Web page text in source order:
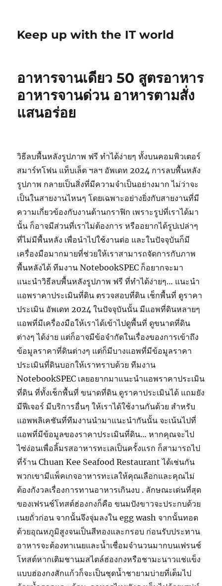
Keep up with the IT world
อาหารจานเดียว 50 สูตรอาหาร
อาหารจานด่วน อาหารตามสั่ง
แสนอร่อย
วิธีลบพื้นหลังรูปภาพ ฟรี ทำได้ง่ายๆ ทั้งบนคอมพิวเตอร์
สมาร์ทโฟน แท็บเล็ต ฯลฯ อัพเดท 2024 การลบพื้นหลัง
รูปภาพ กลายเป็นสิ่งที่มีความจำเป็นอย่างมาก ไม่ว่าจะ
เป็นในสายงานไหนๆ โดยเฉพาะอย่างยิ่งกับสายงานที่มี
ความเกี่ยวข้องกับงานด้านกราฟิก เพราะรูปที่เราได้มา
นั้น ก็อาจมีส่วนที่เราไม่ต้องการ หรืออยากได้รูปเปล่าๆ
ที่ไม่มีพื้นหลัง เพื่อนำไปใช้งานต่อ และในปัจจุบันก็มี
เครื่องมือมากมายที่ช่วยให้เราสามารถจัดการกับภาพ
พื้นหลังได้ ทีมงาน NotebookSPEC ก็อยากจะมา
แนะนำวิธีลบพื้นหลังรูปภาพ ฟรี ที่ทำได้ง่ายๆ… แนะนำ
แอพราคาประเมินที่ดิน ตรวจสอบที่ดิน เช็กพื้นที่ ดูราคา
ประเมิน อัพเดท 2024 ในปัจจุบันนั้น มีแอพที่ดินหลายๆ
แอพที่มีเครื่องมือให้เราได้เข้าไปดูพื้นที่ ดูขนาดที่ดิน
ต่างๆ ได้ง่าย แต่ก็อาจมีข้อจำกัดในเรื่องของการเข้าถึง
ข้อมูลราคาที่ดินต่างๆ แต่ก็มีบางแอพที่มีข้อมูลราคา
ประเมินที่ดินบอกให้เราทราบด้วย ทีมงาน
NotebookSPEC เลยอยากมาแนะนำแอพราคาประเมิน
ที่ดิน ที่ทั้งเช็กพื้นที่ ขนาดที่ดิน ดูราคาประเมินได้ แถมยัง
มีฟีเจอร์ มีบริการอื่นๆ ให้เราได้ใช้งานกันด้วย สำหรับ
แอพพลิเคชันที่ทีมงานนำมาแนะนำกันนั้น จะเน้นไปที่
แอพที่มีข้อมูลของราคาประเมินที่ดิน… หากคุณจะไป
ไซ่ง่อนเพื่อลิ้มรสอาหารทะเลเป็นครั้งแรก ก็สามารถไป
ที่ร้าน Chuan Kee Seafood Restaurant ได้เช่นกัน
พวกเขามีแพ็คเกจอาหารทะเลให้คุณเลือกและคุณไม่
ต้องกังวลเรื่องการทานอาหารเกินงบ . ลักษณะเด่นที่สุด
ของเฟรนช์โทสต์ฮ่องกงก็คือ ขนมปังขาวจะประกบด้วย
เนยถั่วก่อน จากนั้นจึงจุ่มลงใน egg wash จากนั้นทอด
ด้วยอุณหภูมิสูงจนเป็นสีทองและกรอบ ก่อนรับประทาน
อาหารจะต้องทาเนยและน้ำเชื่อมจำนวนมากบนเฟรนช์
โทสต์หากเติมชานมสไตล์ฮ่องกงหรือชามะนาวแช่แข็ง
แบบฮ่องกงสักแก้วก็จะเป็นชุดน้ำชายามบ่ายที่เต็มไป